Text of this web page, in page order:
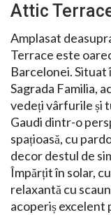
Attic
Amplasat
Terrace este
Barcelonei. Situat
Sagrada Familia,
vedeți vârfurile și
Gaudi dintr-o
spațioasă, cu
decor destul de
Împărțit în solar,
relaxantă cu
acoperiș excelent